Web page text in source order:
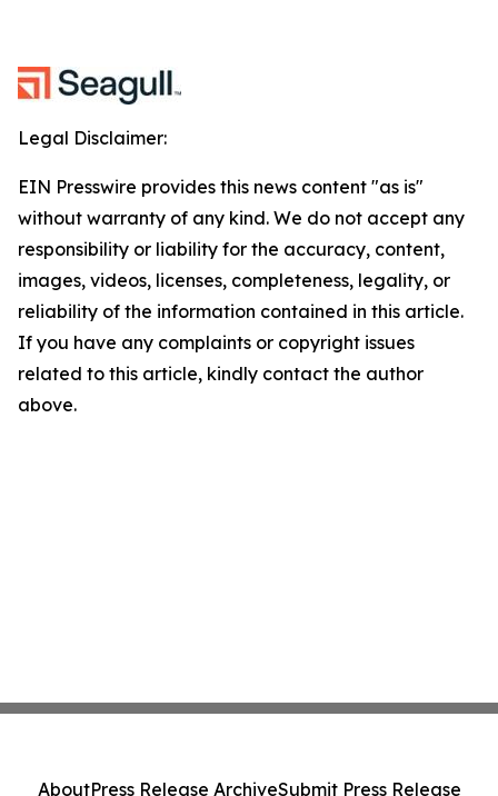
Legal Disclaimer:
EIN Presswire provides this news content "as is"
without warranty of any kind. We do not accept any
responsibility or liability for the accuracy, content,
images, videos, licenses, completeness, legality, or
reliability of the information contained in this article.
If you have any complaints or copyright issues
related to this article, kindly contact the author
above.
AboutPress Release ArchiveSubmit Press Release